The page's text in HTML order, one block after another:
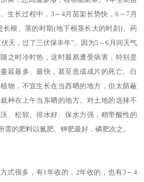
生长过程中，3～4月苗架长势快，6～7月
长根、茎的时期(地下根茎长大的时刻)。药
天，过了三伏保丰年”。因为5～6月间天气
之时冷时热，这时最易遭受病害，特别是
延最多、最快，甚至造成成片的死亡。白
物，不宜生长在当西晒的地方，但太荫蔽
种在上午当东晒的地方。对土地的选择不
、松软、排水好、保水力强，稍带酸性的
需的肥料以氮肥、钾肥最好，磷肥次之。
式很多，有1年收的，2年收的，也有3～4